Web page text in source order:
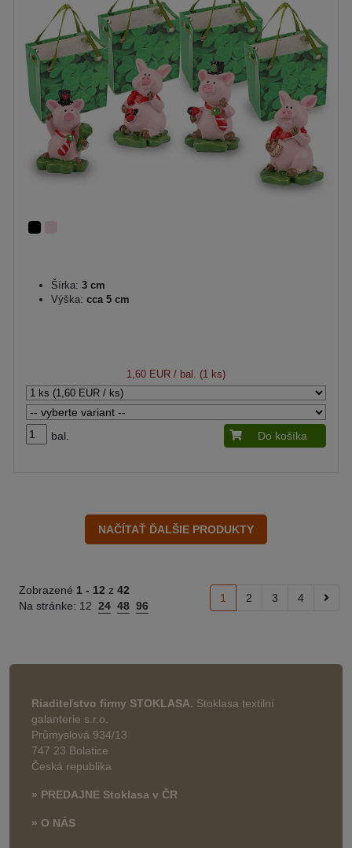
Šírka: 3 cm
Výška: cca 5 cm
1,60 EUR / bal. (1 ks)
bal. Do košíka
Zobrazené 1 - 12 z 42
Na stránke: 12 24 48 96
1 2 3 4
Riaditeľstvo firmy STOKLASA. Stoklasa textilní
galanterie s.r.o.
Průmyslová 934/13
747 23 Bolatice
Česká republika
» PREDAJNE Stoklasa v ČR
» O NÁS